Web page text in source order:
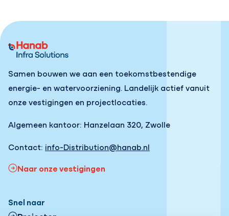
Samen bouwen we aan een toekomstbestendige
energie- en watervoorziening. Landelijk actief vanuit
onze vestigingen en projectlocaties.
Algemeen kantoor: Hanzelaan 320, Zwolle
Contact: info-Distribution@hanab.nl
Naar onze vestigingen
Snel naar